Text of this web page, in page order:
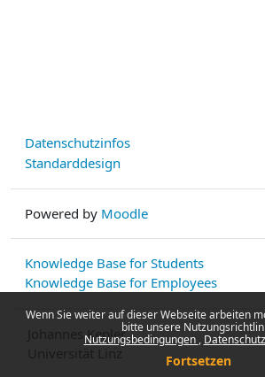
Wenn Sie weiter auf dieser Webseite arbeiten
bitte unsere
Nutzungsbedingungen
Fortsetzen
Datenschutzinfos
Standarddesign
Powered by Moodle
Knowledge Base for Students
Knowledge Base for Employees
Johannes Kepler